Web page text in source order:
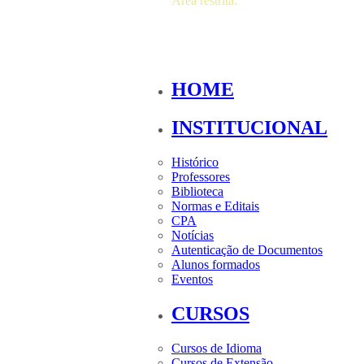
HOME
INSTITUCIONAL
Histórico
Professores
Biblioteca
Normas e Editais
CPA
Notícias
Autenticação de Documentos
Alunos formados
Eventos
CURSOS
Cursos de Idioma